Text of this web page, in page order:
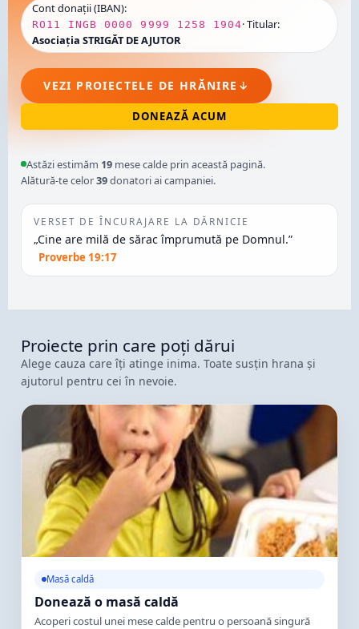
Cont donații (IBAN):
RO11 INGB 0000 9999 1258 1904· Titular:
Asociația STRIGĂT DE AJUTOR
VEZI PROIECTELE DE HRĂNIRE ↓
DONEAZĂ ACUM
Astăzi estimăm 19 mese calde prin această pagină.
Alătură-te celor39donatori ai campaniei.
VERSET DE ÎNCURAJARE LA DĂRNICIE
„Cine are milă de sărac împrumută pe Domnul.”
Proverbe 19:17
Proiecte prin care poți dărui
Alege cauza care îți atinge inima. Toate susțin hrana și
ajutorul pentru cei în nevoie.
Masă caldă
Donează o masă caldă
Acoperi costul unei mese calde pentru o persoană singură